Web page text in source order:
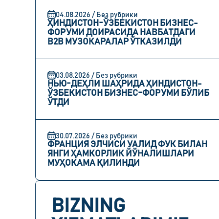
04.08.2026 / Без рубрики
ҲИНДИСТОН-ЎЗБЕКИСТОН БИЗНЕС-
ФОРУМИ ДОИРАСИДА НАВБАТДАГИ
B2B МУЗОКАРАЛАР ЎТКАЗИЛДИ
03.08.2026 / Без рубрики
НЬЮ-ДЕҲЛИ ШАҲРИДА ҲИНДИСТОН-
ЎЗБЕКИСТОН БИЗНЕС-ФОРУМИ БЎЛИБ
ЎТДИ
30.07.2026 / Без рубрики
ФРАНЦИЯ ЭЛЧИСИ УАЛИД ФУК БИЛАН
ЯНГИ ҲАМКОРЛИК ЙЎНАЛИШЛАРИ
МУҲОКАМА ҚИЛИНДИ
BIZNING